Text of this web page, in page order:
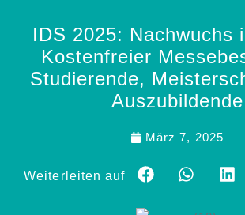
IDS 2025: Nachwuchs
Kostenfreier
Studierende,
Auszubildende
März 7, 2025
Weiterleiten auf